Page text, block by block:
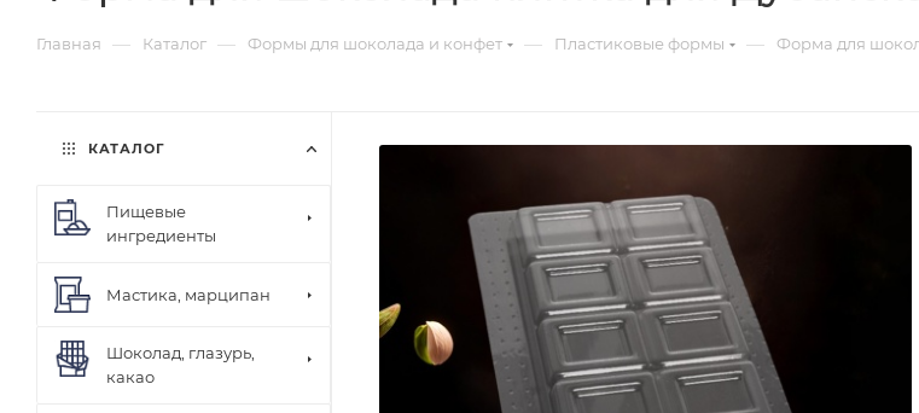
Главная — Каталог — Формы для шоколада и конфет — Пластиковые формы — Форма для
КАТАЛОГ
Пищевые
ингредиенты
Мастика, марципан
Шоколад, глазурь,
какао